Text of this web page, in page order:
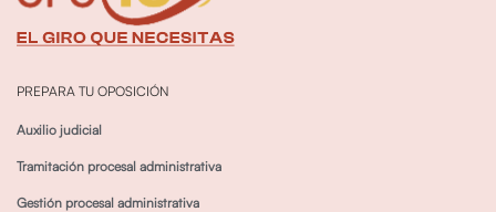
PREPARA TU OPOSICIÓN
Auxilio judicial
Tramitación procesal administrativa
Gestión procesal administrativa